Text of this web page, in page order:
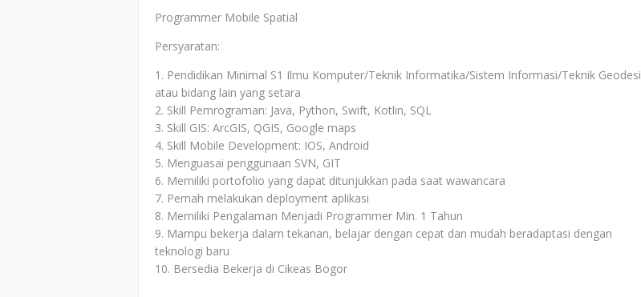
Programmer Mobile Spatial
Persyaratan:
1. Pendidikan Minimal S1 Ilmu Komputer/Teknik Informatika/Sistem Informasi/Teknik Geodesi
atau bidang lain yang setara
2. Skill Pemrograman: Java, Python, Swift, Kotlin, SQL
3. Skill GIS: ArcGIS, QGIS, Google maps
4. Skill Mobile Development: IOS, Android
5. Menguasai penggunaan SVN, GIT
6. Memiliki portofolio yang dapat ditunjukkan pada saat wawancara
7. Pernah melakukan deployment aplikasi
8. Memiliki Pengalaman Menjadi Programmer Min. 1 Tahun
9. Mampu bekerja dalam tekanan, belajar dengan cepat dan mudah beradaptasi dengan
teknologi baru
10. Bersedia Bekerja di Cikeas Bogor